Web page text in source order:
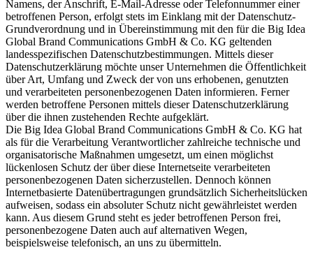
Namens, der Anschrift, E-Mail-Adresse oder Telefonnummer einer
betroffenen Person, erfolgt stets im Einklang mit der Datenschutz-
Grundverordnung und in Übereinstimmung mit den für die Big Idea
Global Brand Communications GmbH & Co. KG geltenden
landesspezifischen Datenschutzbestimmungen. Mittels dieser
Datenschutzerklärung möchte unser Unternehmen die Öffentlichkeit
über Art, Umfang und Zweck der von uns erhobenen, genutzten
und verarbeiteten personenbezogenen Daten informieren. Ferner
werden betroffene Personen mittels dieser Datenschutzerklärung
über die ihnen zustehenden Rechte aufgeklärt.
Die Big Idea Global Brand Communications GmbH & Co. KG hat
als für die Verarbeitung Verantwortlicher zahlreiche technische und
organisatorische Maßnahmen umgesetzt, um einen möglichst
lückenlosen Schutz der über diese Internetseite verarbeiteten
personenbezogenen Daten sicherzustellen. Dennoch können
Internetbasierte Datenübertragungen grundsätzlich Sicherheitslücken
aufweisen, sodass ein absoluter Schutz nicht gewährleistet werden
kann. Aus diesem Grund steht es jeder betroffenen Person frei,
personenbezogene Daten auch auf alternativen Wegen,
beispielsweise telefonisch, an uns zu übermitteln.